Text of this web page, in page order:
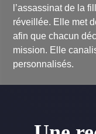
l’assassinat de la
réveillée. Elle met
afin que chacun
mission. Elle
personnalisés.